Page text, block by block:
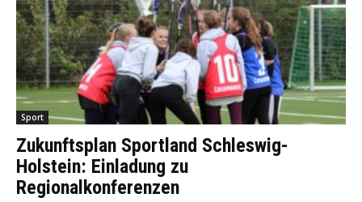
Sport
Zukunftsplan Sportland Schleswig-
Holstein: Einladung zu
Regionalkonferenzen